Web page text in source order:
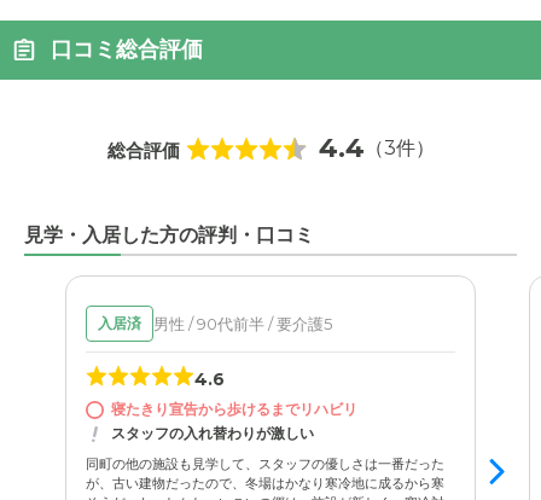
口コミ総合評価
総合評価 4.4 （3件）
見学・入居した方の評判・口コミ
入居済 男性 / 90代前半 / 要介護5
4.6
寝たきり宣告から歩けるまでリハビリ
スタッフの入れ替わりが激しい
同町の他の施設も見学して、スタッフの優しさは一番だった
が、古い建物だったので、冬場はかなり寒冷地に成るから寒